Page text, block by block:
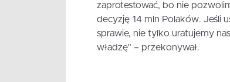
zaprotestować, bo nie
decyzję 14 mln Polaków. Jeśli
sprawie, nie tylko uratujemy
władzę” – przekonywał.